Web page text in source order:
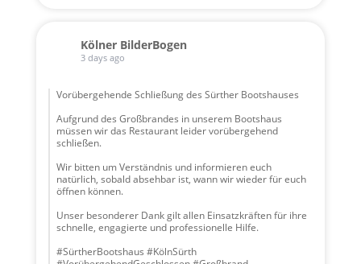
Kölner BilderBogen
3 days ago
Vorübergehende Schließung des Sürther Bootshauses
Aufgrund des Großbrandes in unserem Bootshaus
müssen wir das Restaurant leider vorübergehend
schließen.
Wir bitten um Verständnis und informieren euch
natürlich, sobald absehbar ist, wann wir wieder für euch
öffnen können.
Unser besonderer Dank gilt allen Einsatzkräften für ihre
schnelle, engagierte und professionelle Hilfe.
#SürtherBootshaus #KölnSürth